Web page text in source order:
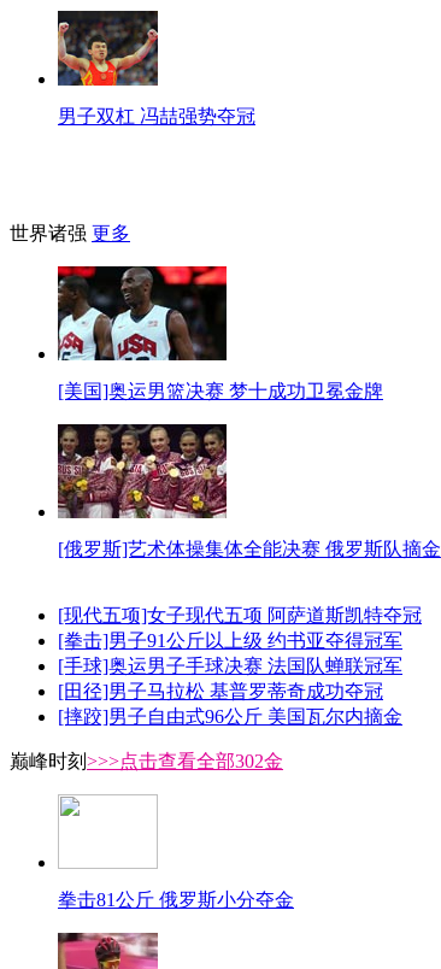
男子双杠 冯喆强势夺冠
世界诸强 更多
[美国]奥运男篮决赛 梦十成功卫冕金牌
[俄罗斯]艺术体操集体全能决赛 俄罗斯队摘金
[现代五项]女子现代五项 阿萨道斯凯特夺冠
[拳击]男子91公斤以上级 约书亚夺得冠军
[手球]奥运男子手球决赛 法国队蝉联冠军
[田径]男子马拉松 基普罗蒂奇成功夺冠
[摔跤]男子自由式96公斤 美国瓦尔内摘金
巅峰时刻 >>>点击查看全部302金
拳击81公斤 俄罗斯小分夺金